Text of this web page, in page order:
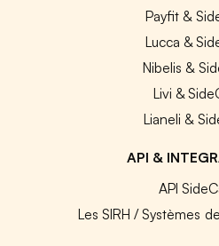
Payfit &
Lucca &
Nibelis &
Livi &
Lianeli &
API &
API
Les SIRH / Systèmes